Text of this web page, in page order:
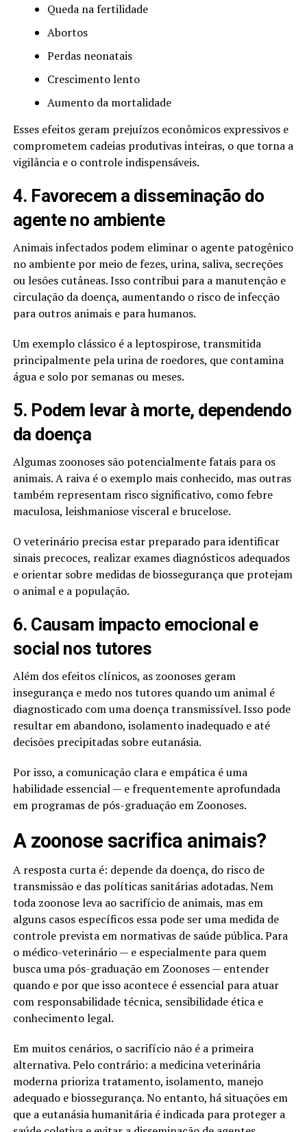
Queda na fertilidade
Abortos
Perdas neonatais
Crescimento lento
Aumento da mortalidade
Esses efeitos geram prejuízos econômicos expressivos e
comprometem cadeias produtivas inteiras, o que torna a
vigilância e o controle indispensáveis.
4. Favorecem a disseminação do
agente no ambiente
Animais infectados podem eliminar o agente patogênico
no ambiente por meio de fezes, urina, saliva, secreções
ou lesões cutâneas. Isso contribui para a manutenção e
circulação da doença, aumentando o risco de infecção
para outros animais e para humanos.
Um exemplo clássico é a leptospirose, transmitida
principalmente pela urina de roedores, que contamina
água e solo por semanas ou meses.
5. Podem levar à morte, dependendo
da doença
Algumas zoonoses são potencialmente fatais para os
animais. A raiva é o exemplo mais conhecido, mas outras
também representam risco significativo, como febre
maculosa, leishmaniose visceral e brucelose.
O veterinário precisa estar preparado para identificar
sinais precoces, realizar exames diagnósticos adequados
e orientar sobre medidas de biossegurança que protejam
o animal e a população.
6. Causam impacto emocional e
social nos tutores
Além dos efeitos clínicos, as zoonoses geram
insegurança e medo nos tutores quando um animal é
diagnosticado com uma doença transmissível. Isso pode
resultar em abandono, isolamento inadequado e até
decisões precipitadas sobre eutanásia.
Por isso, a comunicação clara e empática é uma
habilidade essencial — e frequentemente aprofundada
em programas de pós-graduação em Zoonoses.
A zoonose sacrifica animais?
A resposta curta é: depende da doença, do risco de
transmissão e das políticas sanitárias adotadas. Nem
toda zoonose leva ao sacrifício de animais, mas em
alguns casos específicos essa pode ser uma medida de
controle prevista em normativas de saúde pública. Para
o médico-veterinário — e especialmente para quem
busca uma pós-graduação em Zoonoses — entender
quando e por que isso acontece é essencial para atuar
com responsabilidade técnica, sensibilidade ética e
conhecimento legal.
Em muitos cenários, o sacrifício não é a primeira
alternativa. Pelo contrário: a medicina veterinária
moderna prioriza tratamento, isolamento, manejo
adequado e biossegurança. No entanto, há situações em
que a eutanásia humanitária é indicada para proteger a